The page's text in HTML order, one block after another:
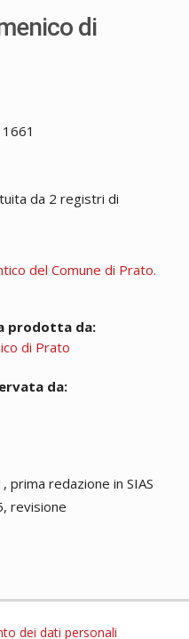
di
da 2 registri di
del Comune di Prato.
prodotta da:
di Prato
da:
prima redazione in SIAS
revisione
dei dati personali